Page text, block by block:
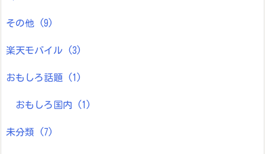
その他 (9)
楽天モバイル (3)
おもしろ話題 (1)
おもしろ国内 (1)
未分類 (7)